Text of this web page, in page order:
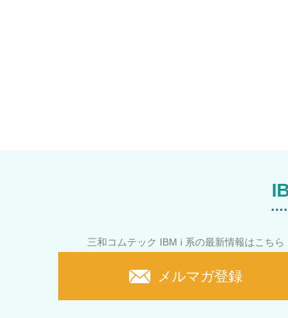
三和コムテック IBM i 系の最新情報はこちら
メルマガ登録